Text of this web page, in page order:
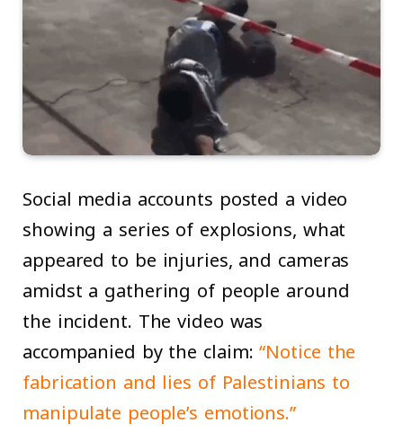
Social media accounts posted a video
showing a series of explosions, what
appeared to be injuries, and cameras
amidst a gathering of people around
the incident. The video was
accompanied by the claim:“Notice the
fabrication and lies of Palestinians to
manipulate people’s emotions.”